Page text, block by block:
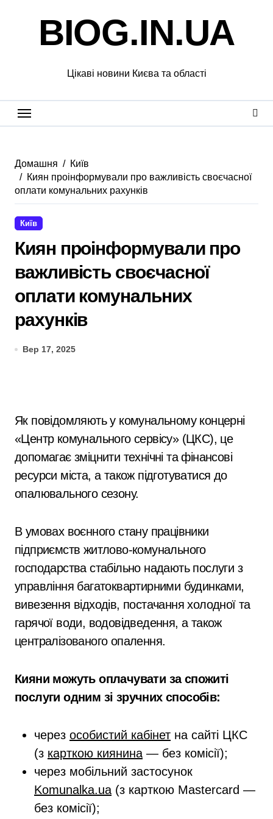
BIOG.IN.UA
Цікаві новини Києва та області
Домашня
Київ
Киян проінформували про важливість своєчасної
оплати комунальних рахунків
Київ
Киян проінформували про
важливість своєчасної
оплати комунальних
рахунків
Вер 17, 2025
Як повідомляють у комунальному концерні
«Центр комунального сервісу» (ЦКС), це
допомагає зміцнити технічні та фінансові
ресурси міста, а також підготуватися до
опалювального сезону.
В умовах воєнного стану працівники
підприємств житлово-комунального
господарства стабільно надають послуги з
управління багатоквартирними будинками,
вивезення відходів, постачання холодної та
гарячої води, водовідведення, а також
централізованого опалення.
Кияни можуть оплачувати за спожиті
послуги одним зі зручних способів:
через особистий кабінет на сайті ЦКС
(з карткою киянина — без комісії);
через мобільний застосунок
Komunalka.ua (з карткою Mastercard —
без комісії);